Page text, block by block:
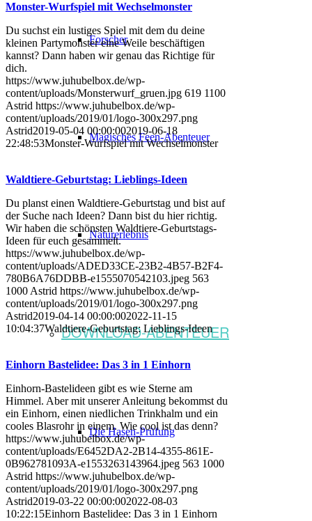
Forscher
Magisches Feen-Abenteuer
Naturerlebnis
DOWNLOAD-ABENTEUER
Die Hasen-Prüfung
Monster-Wurfspiel mit Wechselmonster
Du suchst ein lustiges Spiel mit dem du deine
kleinen Partymonster eine Weile beschäftigen
kannst? Dann haben wir genau das Richtige für
dich.
https://www.juhubelbox.de/wp-
content/uploads/Monsterwurf_gruen.jpg 619 1100
Astrid https://www.juhubelbox.de/wp-
content/uploads/2019/01/logo-300x297.png
Astrid2019-05-04 00:00:002019-06-18
22:48:53Monster-Wurfspiel mit Wechselmonster
Waldtiere-Geburtstag: Lieblings-Ideen
Du planst einen Waldtiere-Geburtstag und bist auf
der Suche nach Ideen? Dann bist du hier richtig.
Wir haben die schönsten Waldtiere-Geburtstags-
Ideen für euch gesammelt.
https://www.juhubelbox.de/wp-
content/uploads/ADED33CE-23B2-4B57-B2F4-
780B6A76DDBB-e1555070542103.jpeg 563
1000 Astrid https://www.juhubelbox.de/wp-
content/uploads/2019/01/logo-300x297.png
Astrid2019-04-14 00:00:002022-11-15
10:04:37Waldtiere-Geburtstag: Lieblings-Ideen
Einhorn Bastelidee: Das 3 in 1 Einhorn
Einhorn-Bastelideen gibt es wie Sterne am
Himmel. Aber mit unserer Anleitung bekommst du
ein Einhorn, einen niedlichen Trinkhalm und ein
cooles Blasrohr in einem. Wie cool ist das denn?
https://www.juhubelbox.de/wp-
content/uploads/E6452DA2-2B14-4355-861E-
0B962781093A-e1553263143964.jpeg 563 1000
Astrid https://www.juhubelbox.de/wp-
content/uploads/2019/01/logo-300x297.png
Astrid2019-03-22 00:00:002022-08-03
10:22:15Einhorn Bastelidee: Das 3 in 1 Einhorn